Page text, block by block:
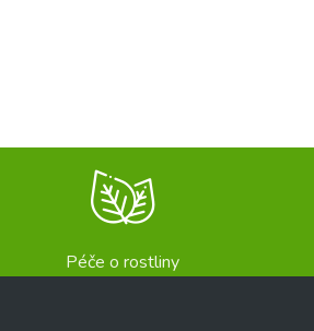
Péče o rostliny